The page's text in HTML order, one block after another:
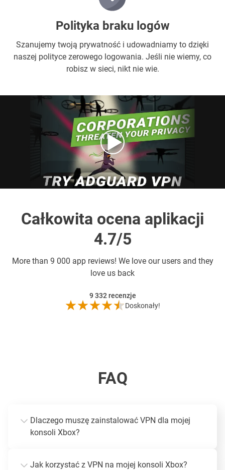
Polityka braku logów
Szanujemy twoją prywatność i udowadniamy to dzięki
naszej polityce zerowego logowania. Jeśli nie wiemy, co
robisz w sieci, nikt nie wie.
Całkowita ocena aplikacji
4.7/5
More than 9 000 app reviews! We love our users and they
love us back
9 332recenzje
Doskonały!
FAQ
Dlaczego muszę zainstalować VPN dla mojej
konsoli Xbox?
Jak korzystać z VPN na mojej konsoli Xbox?